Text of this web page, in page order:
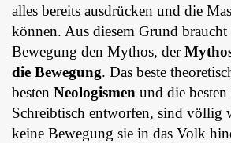
alles bereits ausdrücken und die
können. Aus diesem Grund
Bewegung den Mythos, der
die Bewegung. Das beste
besten Neologismen und die
Schreibtisch entworfen, sind völlig
keine Bewegung sie in das Volk